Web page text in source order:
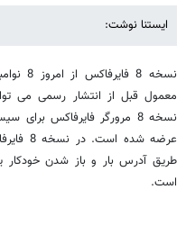
ایستنا نوشت:
نسخه 8
نسخه 8 مرورگر فایرفاکس
عرضه
طریق آدرس بار و باز شدن
است.